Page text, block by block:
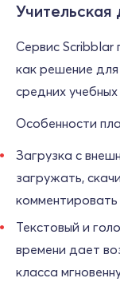
Сервис Scribblar
как решение
средних
Особенности
Загрузка с
загружать,
Текстовый и
времени дает
класса